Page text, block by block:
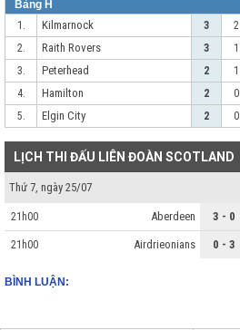
Bảng H
1.
Kilmarnock 3 2
2.
Raith Rovers 3 1
3.
Peterhead 2 1
4.
Hamilton 2 0
5.
Elgin City 2 0
LỊCH THI ĐẤU LIÊN ĐOÀN SCOTLAND
Thứ 7, ngày 25/07
21h00 Aberdeen 3 - 0
21h00 Airdrieonians 0 - 3
BÌNH LUẬN: